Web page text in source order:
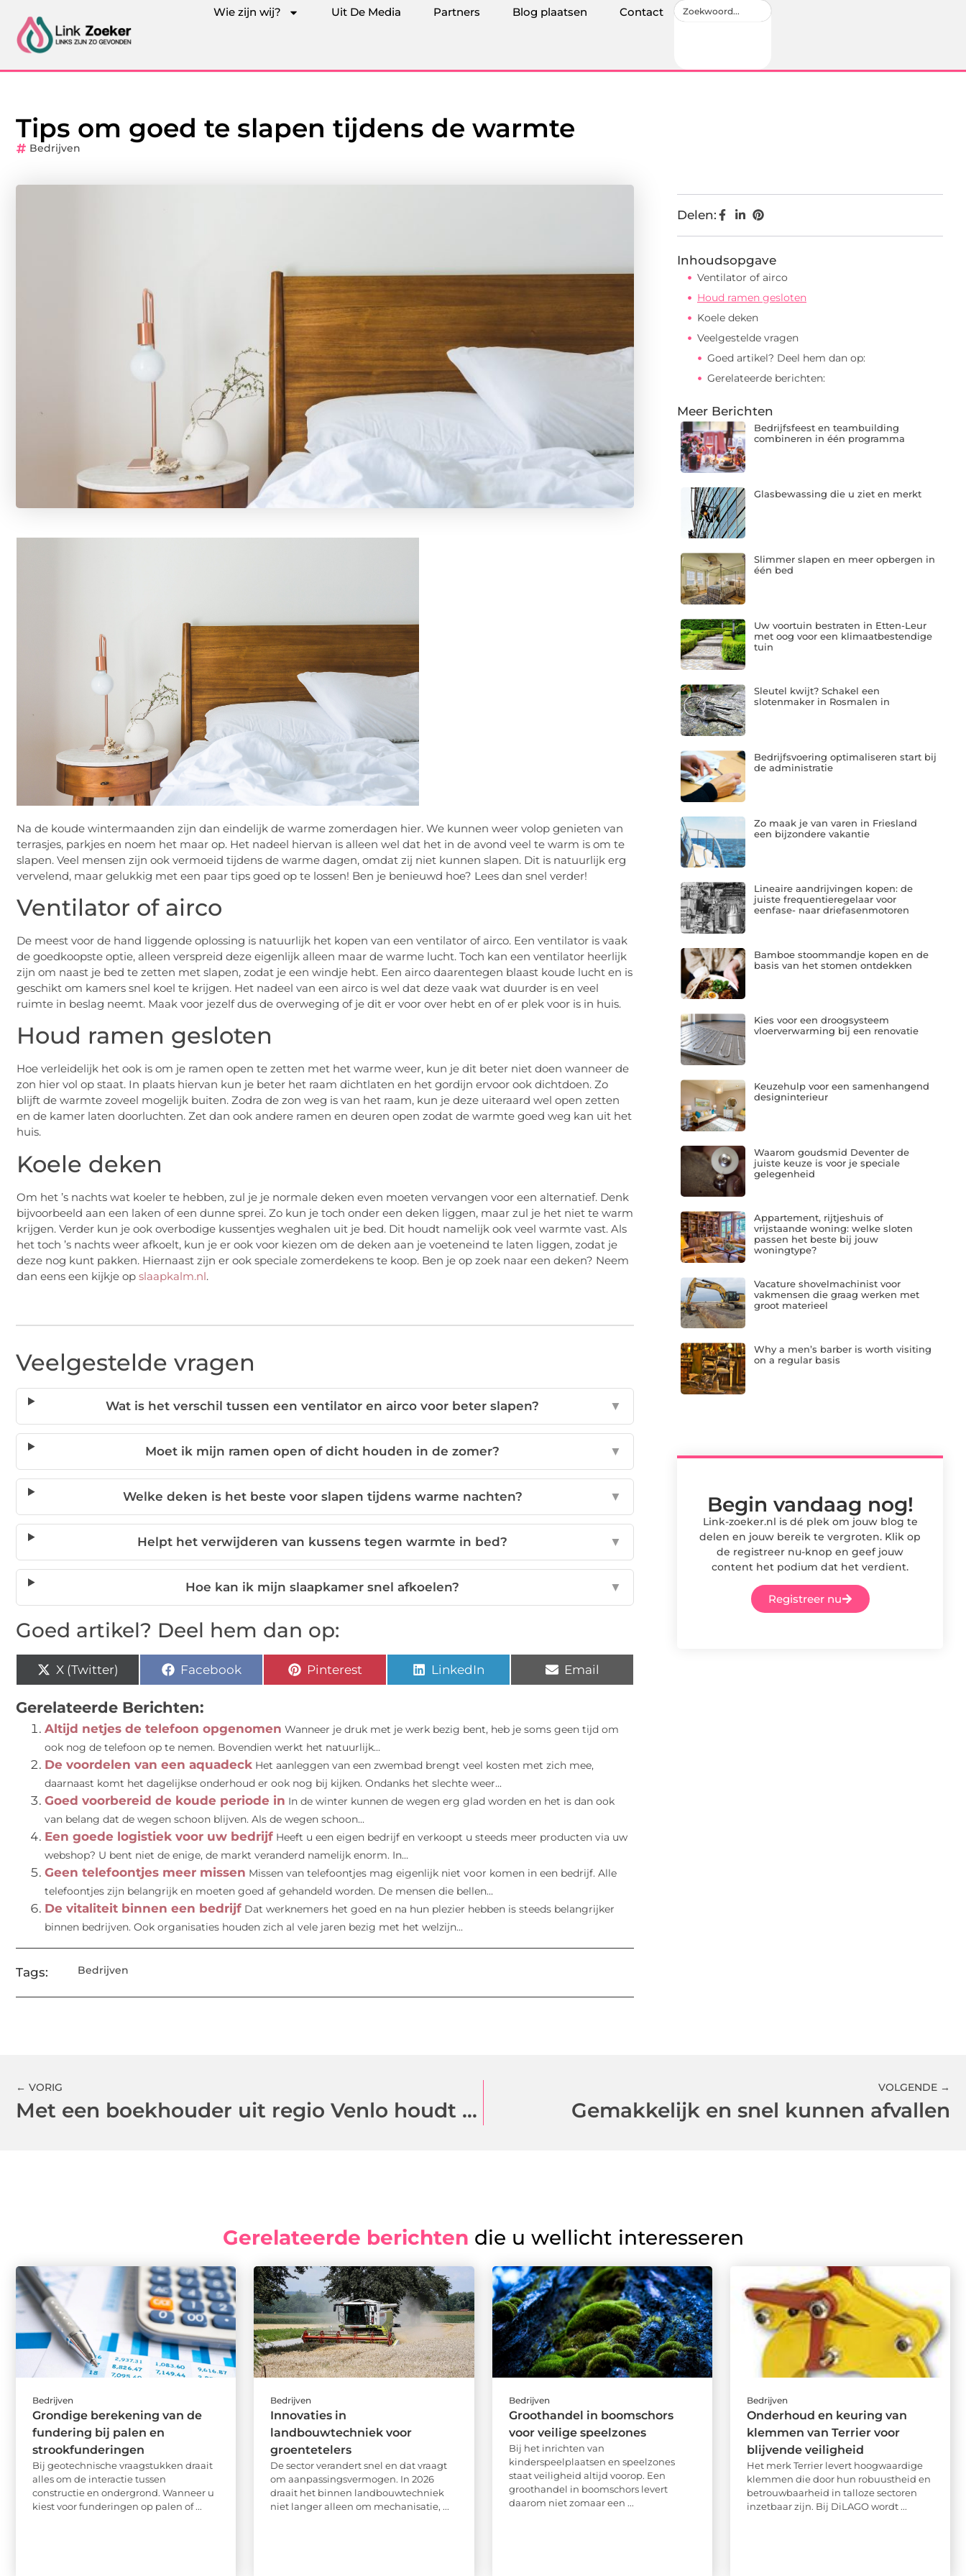
Wie zijn wij? Uit De Media Partners Blog plaatsen Contact
Tips om goed te slapen tijdens de warmte
Bedrijven
Na de koude wintermaanden zijn dan eindelijk de warme zomerdagen hier. We kunnen weer volop genieten van
terrasjes, parkjes en noem het maar op. Het nadeel hiervan is alleen wel dat het in de avond veel te warm is om te
slapen. Veel mensen zijn ook vermoeid tijdens de warme dagen, omdat zij niet kunnen slapen. Dit is natuurlijk erg
vervelend, maar gelukkig met een paar tips goed op te lossen! Ben je benieuwd hoe? Lees dan snel verder!
Ventilator of airco
De meest voor de hand liggende oplossing is natuurlijk het kopen van een ventilator of airco. Een ventilator is vaak
de goedkoopste optie, alleen verspreid deze eigenlijk alleen maar de warme lucht. Toch kan een ventilator heerlijk
zijn om naast je bed te zetten met slapen, zodat je een windje hebt. Een airco daarentegen blaast koude lucht en is
geschikt om kamers snel koel te krijgen. Het nadeel van een airco is wel dat deze vaak wat duurder is en veel
ruimte in beslag neemt. Maak voor jezelf dus de overweging of je dit er voor over hebt en of er plek voor is in huis.
Houd ramen gesloten
Hoe verleidelijk het ook is om je ramen open te zetten met het warme weer, kun je dit beter niet doen wanneer de
zon hier vol op staat. In plaats hiervan kun je beter het raam dichtlaten en het gordijn ervoor ook dichtdoen. Zo
blijft de warmte zoveel mogelijk buiten. Zodra de zon weg is van het raam, kun je deze uiteraard wel open zetten
en de kamer laten doorluchten. Zet dan ook andere ramen en deuren open zodat de warmte goed weg kan uit het
huis.
Koele deken
Om het ’s nachts wat koeler te hebben, zul je je normale deken even moeten vervangen voor een alternatief. Denk
bijvoorbeeld aan een laken of een dunne sprei. Zo kun je toch onder een deken liggen, maar zul je het niet te warm
krijgen. Verder kun je ook overbodige kussentjes weghalen uit je bed. Dit houdt namelijk ook veel warmte vast. Als
het toch ’s nachts weer afkoelt, kun je er ook voor kiezen om de deken aan je voeteneind te laten liggen, zodat je
deze nog kunt pakken. Hiernaast zijn er ook speciale zomerdekens te koop. Ben je op zoek naar een deken? Neem
dan eens een kijkje op slaapkalm.nl.
Veelgestelde vragen
Wat is het verschil tussen een ventilator en airco voor beter slapen? ▼
Moet ik mijn ramen open of dicht houden in de zomer? ▼
Welke deken is het beste voor slapen tijdens warme nachten? ▼
Helpt het verwijderen van kussens tegen warmte in bed? ▼
Hoe kan ik mijn slaapkamer snel afkoelen? ▼
Goed artikel? Deel hem dan op:
X (Twitter) Facebook Pinterest LinkedIn Email
Gerelateerde Berichten:
Altijd netjes de telefoon opgenomen Wanneer je druk met je werk bezig bent, heb je soms geen tijd om
ook nog de telefoon op te nemen. Bovendien werkt het natuurlijk...
De voordelen van een aquadeck Het aanleggen van een zwembad brengt veel kosten met zich mee,
daarnaast komt het dagelijkse onderhoud er ook nog bij kijken. Ondanks het slechte weer...
Goed voorbereid de koude periode in In de winter kunnen de wegen erg glad worden en het is dan ook
van belang dat de wegen schoon blijven. Als de wegen schoon...
Een goede logistiek voor uw bedrijf Heeft u een eigen bedrijf en verkoopt u steeds meer producten via uw
webshop? U bent niet de enige, de markt veranderd namelijk enorm. In...
Geen telefoontjes meer missen Missen van telefoontjes mag eigenlijk niet voor komen in een bedrijf. Alle
telefoontjes zijn belangrijk en moeten goed af gehandeld worden. De mensen die bellen...
De vitaliteit binnen een bedrijf Dat werknemers het goed en na hun plezier hebben is steeds belangrijker
binnen bedrijven. Ook organisaties houden zich al vele jaren bezig met het welzijn...
Tags: Bedrijven
Delen:
Inhoudsopgave
Ventilator of airco
Houd ramen gesloten
Koele deken
Veelgestelde vragen
Goed artikel? Deel hem dan op:
Gerelateerde berichten:
Meer Berichten
Bedrijfsfeest en teambuilding
combineren in één programma
Glasbewassing die u ziet en merkt
Slimmer slapen en meer opbergen in
één bed
Uw voortuin bestraten in Etten-Leur
met oog voor een klimaatbestendige
tuin
Sleutel kwijt? Schakel een
slotenmaker in Rosmalen in
Bedrijfsvoering optimaliseren start bij
de administratie
Zo maak je van varen in Friesland
een bijzondere vakantie
Lineaire aandrijvingen kopen: de
juiste frequentieregelaar voor
eenfase- naar driefasenmotoren
Bamboe stoommandje kopen en de
basis van het stomen ontdekken
Kies voor een droogsysteem
vloerverwarming bij een renovatie
Keuzehulp voor een samenhangend
designinterieur
Waarom goudsmid Deventer de
juiste keuze is voor je speciale
gelegenheid
Appartement, rijtjeshuis of
vrijstaande woning: welke sloten
passen het beste bij jouw
woningtype?
Vacature shovelmachinist voor
vakmensen die graag werken met
groot materieel
Why a men’s barber is worth visiting
on a regular basis
Begin vandaag nog!
Link-zoeker.nl is dé plek om jouw blog te
delen en jouw bereik te vergroten. Klik op
de registreer nu-knop en geef jouw
content het podium dat het verdient.
Registreer nu
← VORIG
Met een boekhouder uit regio Venlo houdt u tijd over voor uw bedrijf
VOLGENDE →
Gemakkelijk en snel kunnen afvallen
Gerelateerde berichten die u wellicht interesseren
Bedrijven
Grondige berekening van de
fundering bij palen en
strookfunderingen
Bij geotechnische vraagstukken draait
alles om de interactie tussen
constructie en ondergrond. Wanneer u
kiest voor funderingen op palen of ...
Bedrijven
Innovaties in
landbouwtechniek voor
groentetelers
De sector verandert snel en dat vraagt
om aanpassingsvermogen. In 2026
draait het binnen landbouwtechniek
niet langer alleen om mechanisatie, ...
Bedrijven
Groothandel in boomschors
voor veilige speelzones
Bij het inrichten van
kinderspeelplaatsen en speelzones
staat veiligheid altijd voorop. Een
groothandel in boomschors levert
daarom niet zomaar een ...
Bedrijven
Onderhoud en keuring van
klemmen van Terrier voor
blijvende veiligheid
Het merk Terrier levert hoogwaardige
klemmen die door hun robuustheid en
betrouwbaarheid in talloze sectoren
inzetbaar zijn. Bij DiLAGO wordt ...